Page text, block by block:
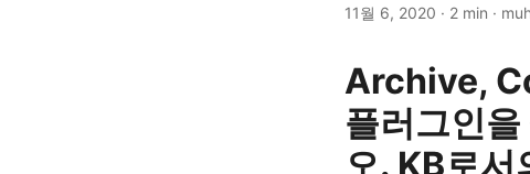
11월 6, 2020 · 2 min ·
Archive,
플러그인
오. KB로